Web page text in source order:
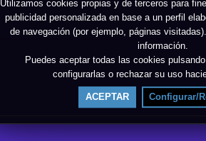
Utilizamos cookies propias y de terceros para
publicidad personalizada en base a un perfil
de navegación (por ejemplo, páginas
información.
Puedes aceptar todas las cookies
configurarlas o rechazar su uso
ACEPTAR Configurar/